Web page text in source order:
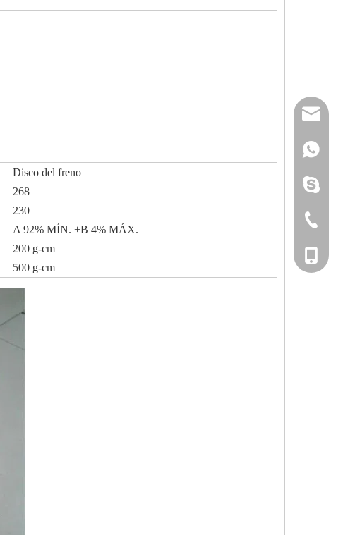
Disco del freno
268
230
A 92% MÍN. +B 4% MÁX.
200 g-cm
500 g-cm
+86-
+86-